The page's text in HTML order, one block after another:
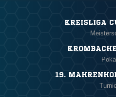
KREISLIGA
Pokal
19.